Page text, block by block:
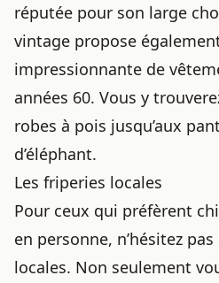
réputée pour son large
vintage propose
impressionnante de
années 60. Vous y
robes à pois jusqu’aux
d’éléphant.
Les friperies locales
Pour ceux qui préfèrent
en personne, n’hésitez
locales. Non seulement